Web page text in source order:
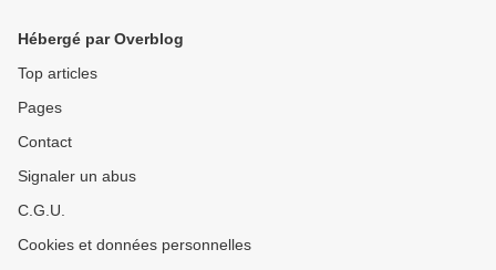
Hébergé par Overblog
Top articles
Pages
Contact
Signaler un abus
C.G.U.
Cookies et données personnelles